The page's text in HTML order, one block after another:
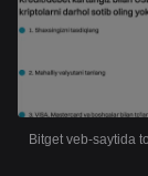
Bitget veb-saytida